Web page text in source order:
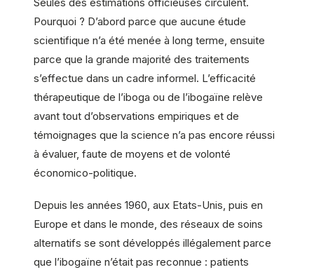
Seules des estimations officieuses circulent.
Pourquoi ? D’abord parce que aucune étude
scientifique n’a été menée à long terme, ensuite
parce que la grande majorité des traitements
s’effectue dans un cadre informel. L’efficacité
thérapeutique de l’iboga ou de l’ibogaïne relève
avant tout d’observations empiriques et de
témoignages que la science n’a pas encore réussi
à évaluer, faute de moyens et de volonté
économico-politique.
Depuis les années 1960, aux Etats-Unis, puis en
Europe et dans le monde, des réseaux de soins
alternatifs se sont développés illégalement parce
que l’ibogaïne n’était pas reconnue : patients